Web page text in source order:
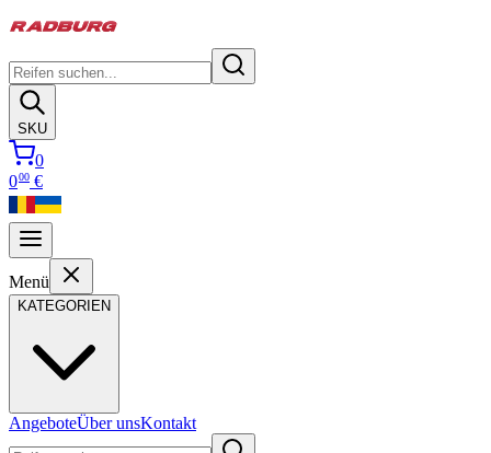
SKU
0
000 €
Menü
KATEGORIEN
AngeboteÜber unsKontakt